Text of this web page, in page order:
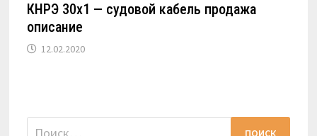
КНРЭ 30х1 — судовой кабель продажа
описание
12.02.2020
Найти: